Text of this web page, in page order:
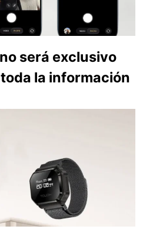
será exclusivo
la información